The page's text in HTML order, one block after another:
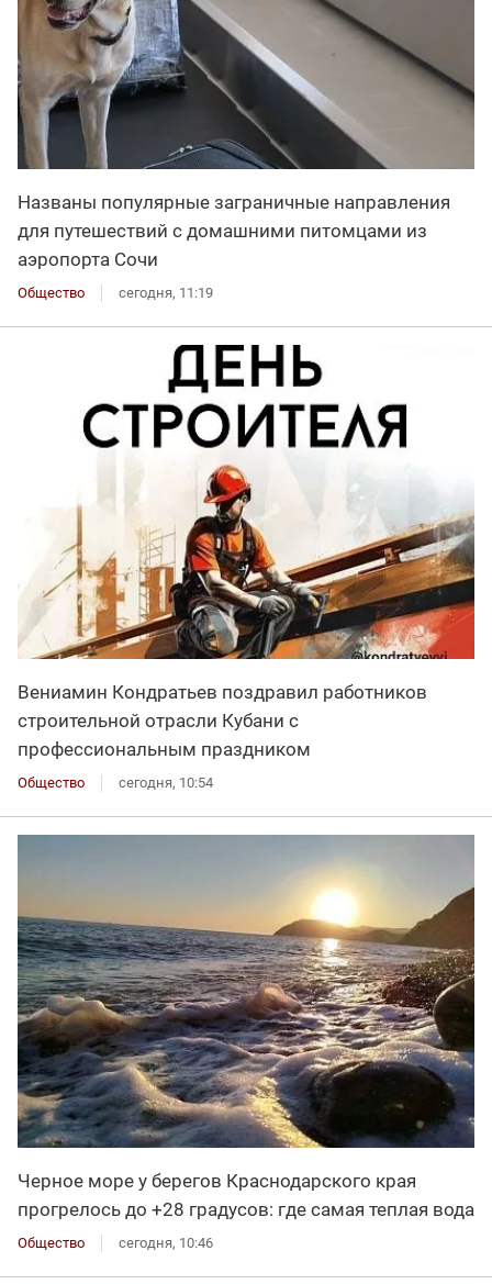
Названы популярные заграничные направления
для путешествий с домашними питомцами из
аэропорта Сочи
Общество сегодня, 11:19
Вениамин Кондратьев поздравил работников
строительной отрасли Кубани с
профессиональным праздником
Общество сегодня, 10:54
Черное море у берегов Краснодарского края
прогрелось до +28 градусов: где самая теплая вода
Общество сегодня, 10:46